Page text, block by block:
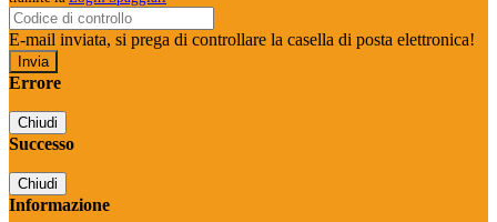
E-mail inviata, si prega di controllare la casella di posta elettronica!
Errore
Chiudi
Successo
Chiudi
Informazione